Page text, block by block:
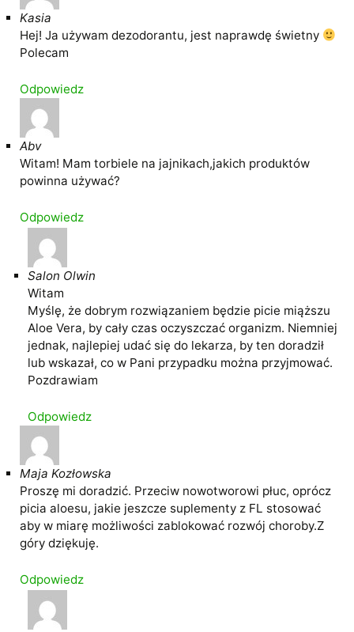
Kasia
Hej! Ja używam dezodorantu, jest naprawdę świetny
Polecam
Odpowiedz
Abv
Witam! Mam torbiele na jajnikach,jakich produktów
powinna używać?
Odpowiedz
Salon Olwin
Witam
Myślę, że dobrym rozwiązaniem będzie picie miąższu
Aloe Vera, by cały czas oczyszczać organizm. Niemniej
jednak, najlepiej udać się do lekarza, by ten doradził
lub wskazał, co w Pani przypadku można przyjmować.
Pozdrawiam
Odpowiedz
Maja Kozłowska
Proszę mi doradzić. Przeciw nowotworowi płuc, oprócz
picia aloesu, jakie jeszcze suplementy z FL stosować
aby w miarę możliwości zablokować rozwój choroby.Z
góry dziękuję.
Odpowiedz